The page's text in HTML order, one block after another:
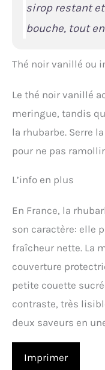
sirop restant
bouche, tout
Thé noir vanillé ou
Le thé noir vanillé
meringue, tandis
la rhubarbe. Serre
pour ne pas
L’info en plus
En France, la
son caractère: elle
fraîcheur nette. La
couverture
petite couette
contraste, très
deux saveurs en
Imprimer